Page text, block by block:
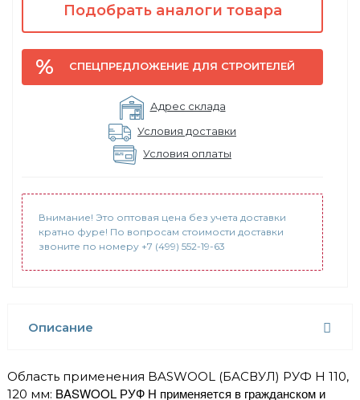
Подобрать аналоги товара
СПЕЦПРЕДЛОЖЕНИЕ ДЛЯ СТРОИТЕЛЕЙ
Адрес склада
Условия доставки
Условия оплаты
Внимание! Это оптовая цена без учета доставки
кратно фуре! По вопросам стоимости доставки
звоните по номеру +7 (499) 552-19-63
Описание
Область применения BASWOOL (БАСВУЛ) РУФ Н 110,
120 мм: BASWOOL РУФ Н применяется в гражданском и